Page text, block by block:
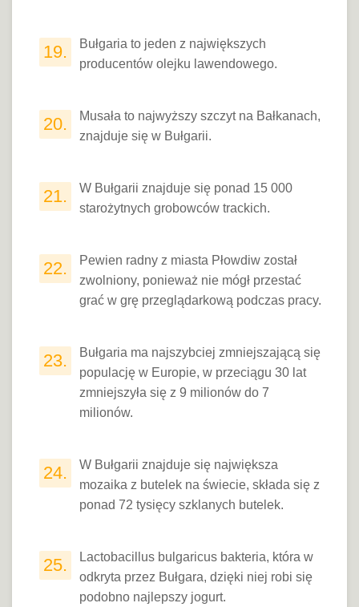
19.
Bułgaria to jeden z największych
producentów olejku lawendowego.
20.
Musała to najwyższy szczyt na Bałkanach,
znajduje się w Bułgarii.
21.
W Bułgarii znajduje się ponad 15 000
starożytnych grobowców trackich.
22.
Pewien radny z miasta Płowdiw został
zwolniony, ponieważ nie mógł przestać
grać w grę przeglądarkową podczas pracy.
23.
Bułgaria ma najszybciej zmniejszającą się
populację w Europie, w przeciągu 30 lat
zmniejszyła się z 9 milionów do 7
milionów.
24.
W Bułgarii znajduje się największa
mozaika z butelek na świecie, składa się z
ponad 72 tysięcy szklanych butelek.
25.
Lactobacillus bulgaricus bakteria, która w
odkryta przez Bułgara, dzięki niej robi się
podobno najlepszy jogurt.